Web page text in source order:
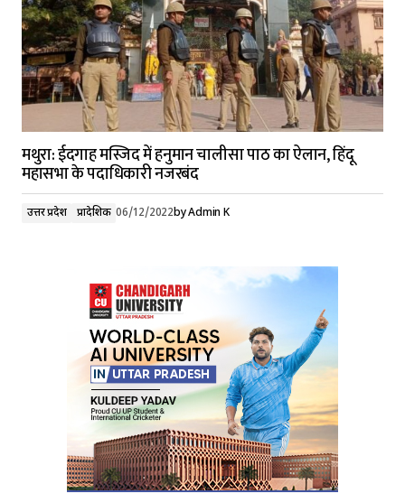
मथुरा: ईदगाह मस्जिद में हनुमान चालीसा पाठ का ऐलान, हिंदू
महासभा के पदाधिकारी नजरबंद
उत्तर प्रदेश प्रादेशिक 06/12/2022byAdmin K